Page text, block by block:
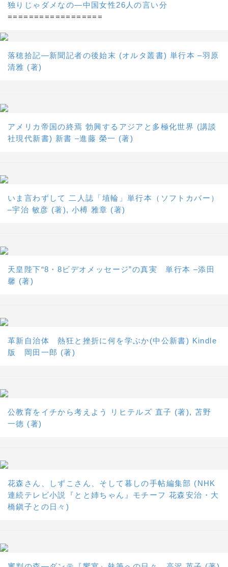
独りじゃダメなの―中国女性26人の言い分
==================
落穂拾記―新聞記者の後始末 (オルタ叢書) 単行本 –羽原
清雅 (著)
アメリカ帝国の終焉 勃興するアジアと多極化世界 (講談
社現代新書) 新書 –進藤 榮一 (著)
いま言わずして 二人誌「埴輪」単行本（ソフトカバー）
–宇治 敏彦 (著), 小榑 雅章 (著)
天皇陛下“8・8ビデオメッセージ”の真実 単行本 –添田
馨 (著)
革新自治体 熱狂と挫折に何を学ぶか(中公新書) Kindle
版 岡田一郎 (著)
公教育をイチから考えよう リヒテルズ 直子 (著), 苫野
一徳 (著)
花森さん、しずこさん、そして暮しの手帖編集部 (NHK
連続テレビ小説『とと姉ちゃん』モチーフ 花森安治・大
橋鎭子との日々)